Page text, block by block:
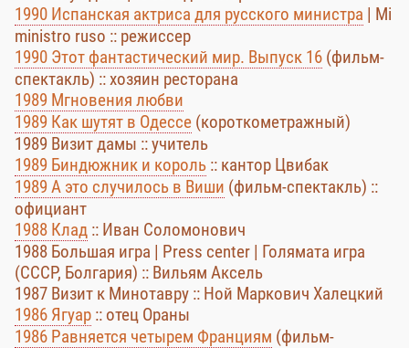
1990 Испанская актриса для русского министра | Mi
ministro ruso :: режиссер
1990 Этот фантастический мир. Выпуск 16 (фильм-
спектакль) :: хозяин ресторана
1989 Мгновения любви
1989 Как шутят в Одессе (короткометражный)
1989 Визит дамы :: учитель
1989 Биндюжник и король :: кантор Цвибак
1989 А это случилось в Виши (фильм-спектакль) ::
официант
1988 Клад :: Иван Соломонович
1988 Большая игра | Press center | Голямата игра
(СССР, Болгария) :: Вильям Аксель
1987 Визит к Минотавру :: Ной Маркович Халецкий
1986 Ягуар :: отец Ораны
1986 Равняется четырем Франциям (фильм-